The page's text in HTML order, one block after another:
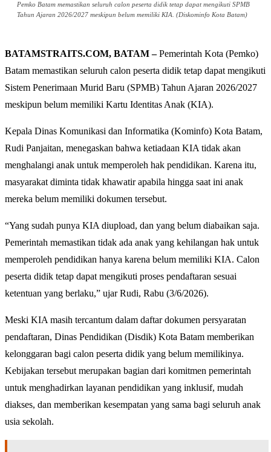
Pemko Batam memastikan seluruh calon peserta didik tetap dapat mengikuti SPMB
Tahun Ajaran 2026/2027 meskipun belum memiliki KIA. (Diskominfo Kota Batam)
BATAMSTRAITS.COM, BATAM –Pemerintah Kota (Pemko)
Batam memastikan seluruh calon peserta didik tetap dapat mengikuti
Sistem Penerimaan Murid Baru (SPMB) Tahun Ajaran 2026/2027
meskipun belum memiliki Kartu Identitas Anak (KIA).
Kepala Dinas Komunikasi dan Informatika (Kominfo) Kota Batam,
Rudi Panjaitan, menegaskan bahwa ketiadaan KIA tidak akan
menghalangi anak untuk memperoleh hak pendidikan. Karena itu,
masyarakat diminta tidak khawatir apabila hingga saat ini anak
mereka belum memiliki dokumen tersebut.
“Yang sudah punya KIA diupload, dan yang belum diabaikan saja.
Pemerintah memastikan tidak ada anak yang kehilangan hak untuk
memperoleh pendidikan hanya karena belum memiliki KIA. Calon
peserta didik tetap dapat mengikuti proses pendaftaran sesuai
ketentuan yang berlaku,” ujar Rudi, Rabu (3/6/2026).
Meski KIA masih tercantum dalam daftar dokumen persyaratan
pendaftaran, Dinas Pendidikan (Disdik) Kota Batam memberikan
kelonggaran bagi calon peserta didik yang belum memilikinya.
Kebijakan tersebut merupakan bagian dari komitmen pemerintah
untuk menghadirkan layanan pendidikan yang inklusif, mudah
diakses, dan memberikan kesempatan yang sama bagi seluruh anak
usia sekolah.